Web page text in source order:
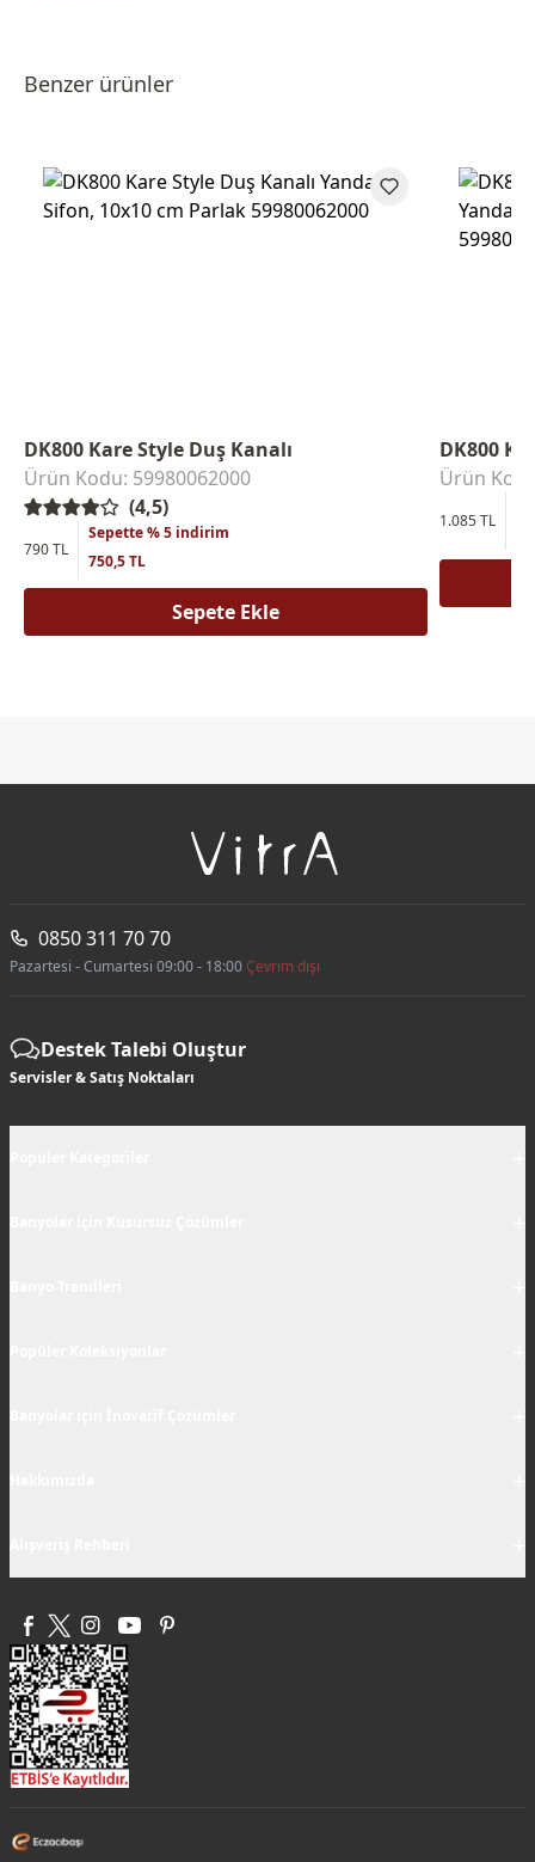
Benzer ürünler
DK800 Kare Style Duş Kanalı
Ürün Kodu: 59980062000
(4,5)
790 TL
Sepette % 5 indirim
750,5 TL
Sepete Ekle
DK800
Ürün
1.085 TL
0850 311 70 70
Pazartesi - Cumartesi 09:00 - 18:00Çevrim dışı
Destek Talebi Oluştur
Servisler & Satış Noktaları